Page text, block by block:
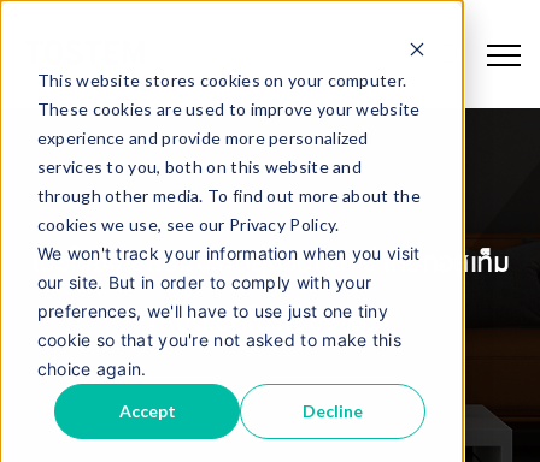
This website stores cookies on your computer.
These cookies are used to improve your website
experience and provide more personalized
services to you, both on this website and
through other media. To find out more about the
cookies we use, see our Privacy Policy.
We won't track your information when you visit
our site. But in order to comply with your
preferences, we'll have to use just one tiny
cookie so that you're not asked to make this
choice again.
Accept Decline
โปรโมชั่นเปลี่ยนประตูสู่ชีวิตที่ดีกว่ากับทอสเท็ม
(หมดเขตโปรโมชั่นแล้ว)